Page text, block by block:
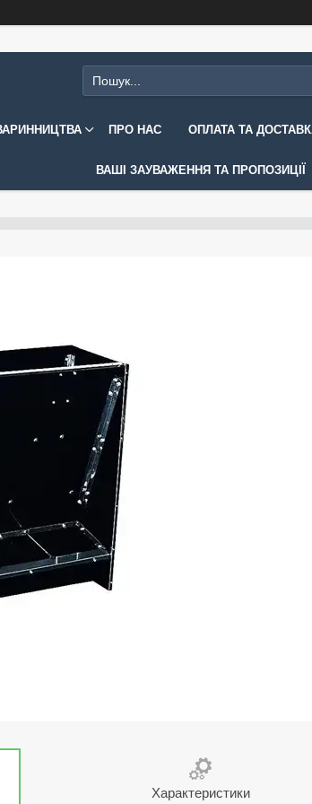
ПРО НАС ОПЛАТА ТА
ВАШІ ЗАУВАЖЕННЯ ТА ПРОПОЗИЦІЇ
Характеристики